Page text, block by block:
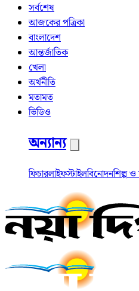
সর্বশেষ
আজকের পত্রিকা
বাংলাদেশ
আন্তর্জাতিক
খেলা
অর্থনীতি
মতামত
ভিডিও
অন্যান্য
ফিচারলাইফস্টাইলবিনোদনশিল্প ও